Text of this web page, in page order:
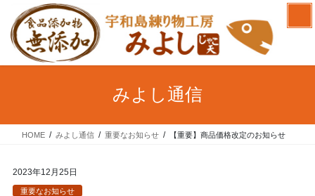
ツ
ッ
シ
移
みよし通信
HOME みよし通信 重要なお知らせ 【重要】商品価格改定のお知らせ
2023年12月25日
重要なお知らせ